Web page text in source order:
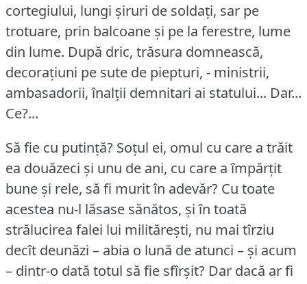
cortegiului, lungi șiruri de soldați, sar pe
trotuare, prin balcoane și pe la ferestre, lume
din lume. După dric, trăsura domnească,
decorațiuni pe sute de piepturi, - ministrii,
ambasadorii, înalții demnitari ai statului... Dar...
Ce?...
Să fie cu putință? Soțul ei, omul cu care a trăit
ea douăzeci și unu de ani, cu care a împărțit
bune și rele, să fi murit în adevăr? Cu toate
acestea nu-l lăsase sănătos, și în toată
strălucirea falei lui militărești, nu mai tîrziu
decît deunăzi – abia o lună de atunci – și acum
– dintr-o dată totul să fie sfîrșit? Dar dacă ar fi